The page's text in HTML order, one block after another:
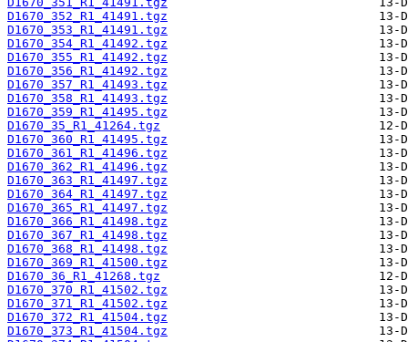
D1670_352_R1_41491.tgz
D1670_353_R1_41491.tgz
D1670_354_R1_41492.tgz
D1670_355_R1_41492.tgz
D1670_356_R1_41492.tgz
D1670_357_R1_41493.tgz
D1670_358_R1_41493.tgz
D1670_359_R1_41495.tgz
D1670_35_R1_41264.tgz
D1670_360_R1_41495.tgz
D1670_361_R1_41496.tgz
D1670_362_R1_41496.tgz
D1670_363_R1_41497.tgz
D1670_364_R1_41497.tgz
D1670_365_R1_41497.tgz
D1670_366_R1_41498.tgz
D1670_367_R1_41498.tgz
D1670_368_R1_41498.tgz
D1670_369_R1_41500.tgz
D1670_36_R1_41268.tgz
D1670_370_R1_41502.tgz
D1670_371_R1_41502.tgz
D1670_372_R1_41504.tgz
D1670_373_R1_41504.tgz